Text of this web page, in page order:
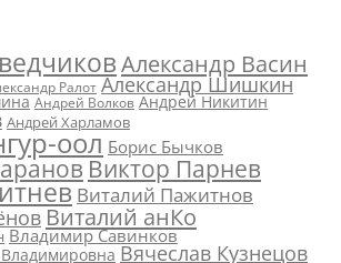
Александр Васин
Ралот Александр Шишкин
Андрей Волков Андрей Никитин
Андрей Харламов
оол Борис Бычков
Виктор Парнев
Виталий Пажитнов
Виталий анКо
Владимир Савинков
Вячеслав Кузнецов